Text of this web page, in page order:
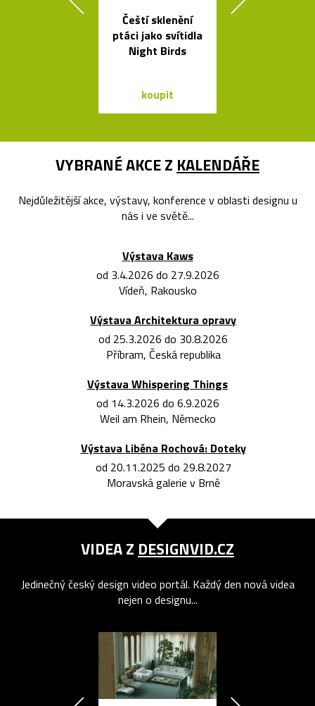
Čeští sklenění
ptáci jako svítidla
Night Birds
koupit
VYBRANÉ AKCE Z KALENDÁŘE
Nejdůležitější akce, výstavy, konference v oblasti designu u
nás i ve světě...
Výstava Kaws
od 3.4.2026 do 27.9.2026
Vídeň, Rakousko
Výstava Architektura opravy
od 25.3.2026 do 30.8.2026
Příbram, Česká republika
Výstava Whispering Things
od 14.3.2026 do 6.9.2026
Weil am Rhein, Německo
Výstava Liběna Rochová: Doteky
od 20.11.2025 do 29.8.2027
Moravská galerie v Brně
VIDEA Z DESIGNVID.CZ
Jedinečný český design video portál. Každý den nová videa
nejen o designu...